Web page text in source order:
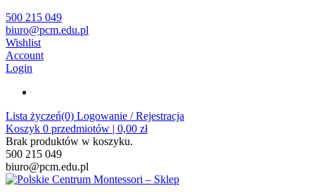
500 215 049
biuro@pcm.edu.pl
Wishlist
Account
Login
Lista życzeń(0) Logowanie / Rejestracja
Koszyk 0 przedmiotów | 0,00 zł
Brak produktów w koszyku.
500 215 049
biuro@pcm.edu.pl